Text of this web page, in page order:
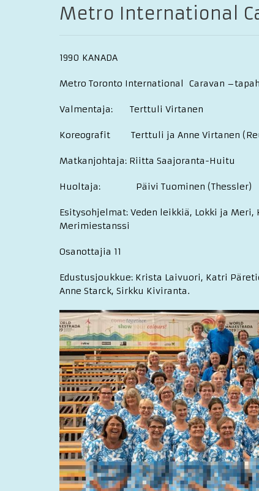
Metro International
1990 KANADA
Metro Toronto International Caravan
Valmentaja: Terttuli Virtanen
Koreografit Terttuli ja Anne Virtanen
Matkanjohtaja: Riitta Saajoranta-Huitu
Huoltaja: Päivi Tuominen (Thessler)
Esitysohjelmat: Veden leikkiä, Lokki ja
Merimiestanssi
Osanottajia 11
Edustusjoukkue: Krista Laivuori, Katri
Anne Starck, Sirkku Kiviranta.